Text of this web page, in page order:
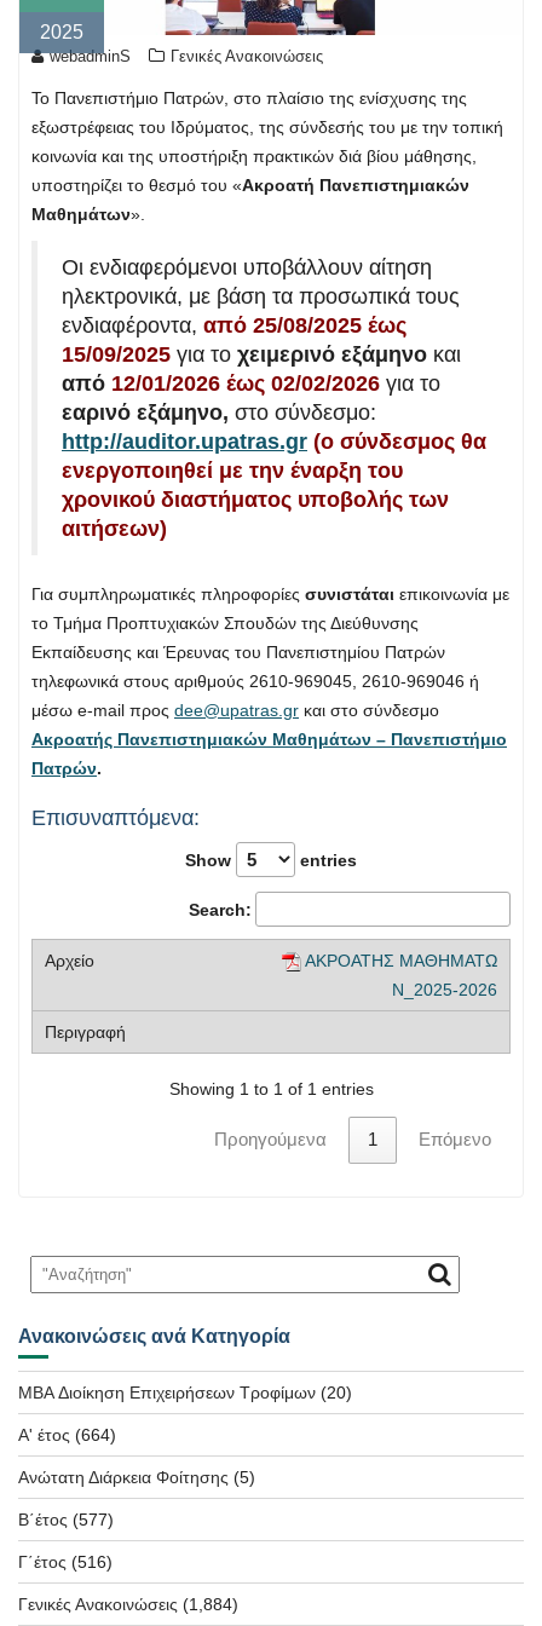
2025
webadminS Γενικές Ανακοινώσεις
Το Πανεπιστήμιο Πατρών, στο πλαίσιο της ενίσχυσης της
εξωστρέφειας του Ιδρύματος, της σύνδεσής του με την τοπική
κοινωνία και της υποστήριξη πρακτικών διά βίου μάθησης,
υποστηρίζει το θεσμό του «Ακροατή Πανεπιστημιακών
Μαθημάτων».
Οι ενδιαφερόμενοι υποβάλλουν αίτηση
ηλεκτρονικά, με βάση τα προσωπικά τους
ενδιαφέροντα, από 25/08/2025 έως
15/09/2025 για το χειμερινό εξάμηνο και
από 12/01/2026 έως 02/02/2026 για το
εαρινό εξάμηνο, στο σύνδεσμο:
http://auditor.upatras.gr (ο σύνδεσμος θα
ενεργοποιηθεί με την έναρξη του
χρονικού διαστήματος υποβολής των
αιτήσεων)
Για συμπληρωματικές πληροφορίες συνιστάται επικοινωνία με
το Τμήμα Προπτυχιακών Σπουδών της Διεύθυνσης
Εκπαίδευσης και Έρευνας του Πανεπιστημίου Πατρών
τηλεφωνικά στους αριθμούς 2610-969045, 2610-969046 ή
μέσω e-mail προς dee@upatras.gr και στο σύνδεσμο
Ακροατής Πανεπιστημιακών Μαθημάτων – Πανεπιστήμιο
Πατρών.
Επισυναπτόμενα:
Show entries
Search:
ΑΚΡΟΑΤΗΣ ΜΑΘΗΜΑΤΩ
Ν_2025-2026
Showing 1 to 1 of 1 entries
Προηγούμενα 1 Επόμενο
Ανακοινώσεις ανά Κατηγορία
MBA Διοίκηση Επιχειρήσεων Τροφίμων (20)
Α' έτος (664)
Ανώτατη Διάρκεια Φοίτησης (5)
Β΄έτος (577)
Γ΄έτος (516)
Γενικές Ανακοινώσεις (1,884)